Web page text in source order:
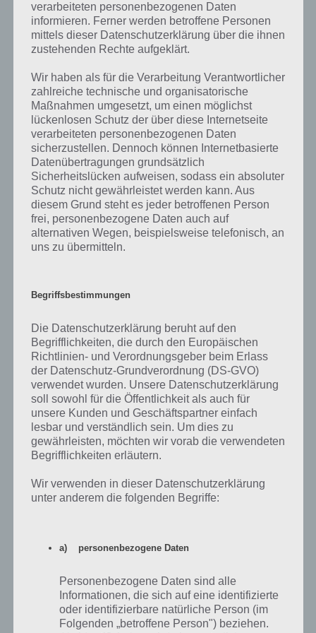
FreeWin von Lotto Hessen
Screenshot 1
Selbstverständlich musst
du auch mindestens 18
Jahre alt sein und daran
Erfüllst du alle diese
Vorrausetzungen spricht
nichts mehr gegen einen
Test der neuen FreeWin
App von Lotto Hessen.
Spielprinzip von FreeWin und Gewinne
erhalten
Das Spielprinzip von FreeWin Lotto Hessen ist sehr einfach, da es
Ziehung mit deinen eigenen Zahlen teilnehmen – ohne auch nur
Das Ziel besteht natürlich wieder darin die richtigen Lottozahlen
getippt zu haben und dadurch 500 Euro verdienen zu können.
Der Clou an der ganzen Sache ist folgender: Du spielst gegen alle
Anderen FreeWin App Besitzer und nur einer kann den Jackpot pro
Ziehung abräumen. Also wie im “echten” Lotto gewinnt derjenige mit
der richtigen Zahl den Jackpot.
Hier bei FreeWin hingegen kannst du nicht nur einen Tipp abgeben,
Lege deine Zahlen wie gewohnt vor jeder Ziehung fest und hoffe
auch noch während der Ziehung. So kannst du deine Chance
Gib deinen Freunden bescheid und gewinne auch mit Ihrer Hilfe
bis zu 50 Euro für dich selber.
verarbeiteten personenbezogenen Daten
informieren. Ferner werden betroffene Personen
mittels dieser Datenschutzerklärung über die ihnen
zustehenden Rechte aufgeklärt.
Wir haben als für die Verarbeitung Verantwortlicher
zahlreiche technische und organisatorische
Maßnahmen umgesetzt, um einen möglichst
lückenlosen Schutz der über diese Internetseite
verarbeiteten personenbezogenen Daten
sicherzustellen. Dennoch können Internetbasierte
Datenübertragungen grundsätzlich
Sicherheitslücken aufweisen, sodass ein absoluter
Schutz nicht gewährleistet werden kann. Aus
diesem Grund steht es jeder betroffenen Person
frei, personenbezogene Daten auch auf
alternativen Wegen, beispielsweise telefonisch, an
uns zu übermitteln.
Begriffsbestimmungen
Die Datenschutzerklärung beruht auf den
Begrifflichkeiten, die durch den Europäischen
Richtlinien- und Verordnungsgeber beim Erlass
der Datenschutz-Grundverordnung (DS-GVO)
verwendet wurden. Unsere Datenschutzerklärung
soll sowohl für die Öffentlichkeit als auch für
unsere Kunden und Geschäftspartner einfach
lesbar und verständlich sein. Um dies zu
gewährleisten, möchten wir vorab die verwendeten
Begrifflichkeiten erläutern.
Wir verwenden in dieser Datenschutzerklärung
unter anderem die folgenden Begriffe:
a) personenbezogene Daten
Personenbezogene Daten sind alle
Informationen, die sich auf eine identifizierte
oder identifizierbare natürliche Person (im
Folgenden „betroffene Person") beziehen.